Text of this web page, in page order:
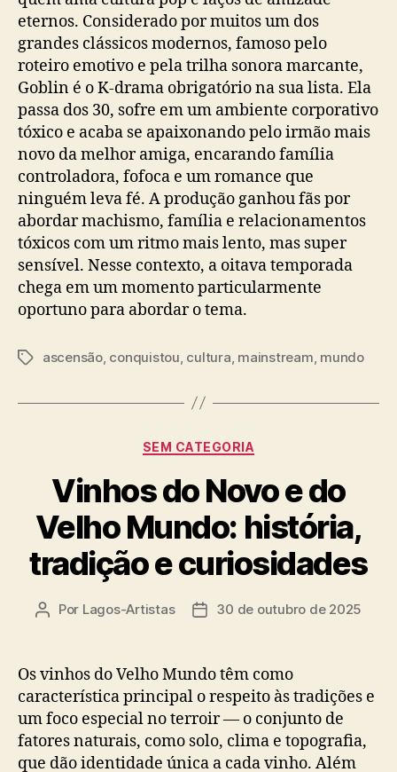
eternos. Considerado por muitos um dos
grandes clássicos modernos, famoso pelo
roteiro emotivo e pela trilha sonora marcante,
Goblin é o K-drama obrigatório na sua lista. Ela
passa dos 30, sofre em um ambiente corporativo
tóxico e acaba se apaixonando pelo irmão mais
novo da melhor amiga, encarando família
controladora, fofoca e um romance que
ninguém leva fé. A produção ganhou fãs por
abordar machismo, família e relacionamentos
tóxicos com um ritmo mais lento, mas super
sensível. Nesse contexto, a oitava temporada
chega em um momento particularmente
oportuno para abordar o tema.
Tagsascensão, conquistou cultura mainstream mundo
Categorias
SEM CATEGORIA
Vinhos do Novo e do
Velho Mundo: história,
tradição e curiosidades
Autor
Por Lagos-Artistas
Data30 de outubro de 2025
Os vinhos do Velho Mundo têm como
característica principal o respeito às tradições e
um foco especial no terroir — o conjunto de
fatores naturais, como solo, clima e topografia,
que dão identidade única a cada vinho. Além